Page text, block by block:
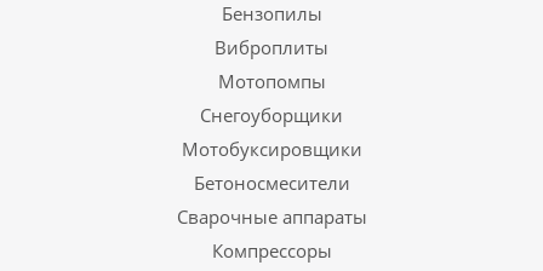
Бензопилы
Виброплиты
Мотопомпы
Снегоуборщики
Мотобуксировщики
Бетоносмесители
Сварочные аппараты
Компрессоры